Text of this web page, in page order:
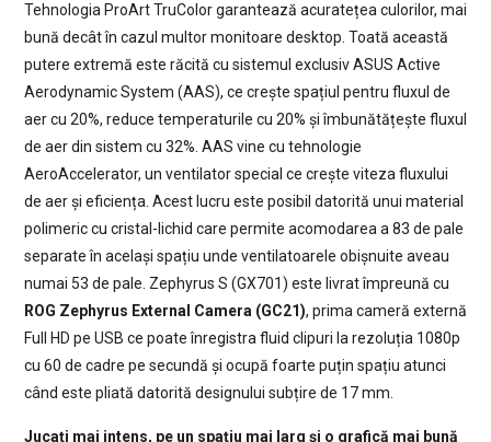
Tehnologia ProArt TruColor garantează acuratețea culorilor, mai
bună decât în cazul multor monitoare desktop. Toată această
putere extremă este răcită cu sistemul exclusiv ASUS Active
Aerodynamic System (AAS), ce crește spațiul pentru fluxul de
aer cu 20%, reduce temperaturile cu 20% și îmbunătățește fluxul
de aer din sistem cu 32%. AAS vine cu tehnologie
AeroAccelerator, un ventilator special ce crește viteza fluxului
de aer și eficiența. Acest lucru este posibil datorită unui material
polimeric cu cristal-lichid care permite acomodarea a 83 de pale
separate în același spațiu unde ventilatoarele obișnuite aveau
numai 53 de pale. Zephyrus S (GX701) este livrat împreună cu
ROG Zephyrus External Camera (GC21), prima cameră externă
Full HD pe USB ce poate înregistra fluid clipuri la rezoluția 1080p
cu 60 de cadre pe secundă și ocupă foarte puțin spațiu atunci
când este pliată datorită designului subțire de 17 mm.
Jucați mai intens, pe un spațiu mai larg și o grafică mai bună